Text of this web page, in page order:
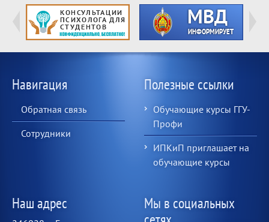
Навигация
Обратная связь
Сотрудники
Полезные ссылки
Обучающие курсы ГГУ-
Профи
ИПКиП приглашает на
обучающие курсы
Наш адрес
Мы в социальных